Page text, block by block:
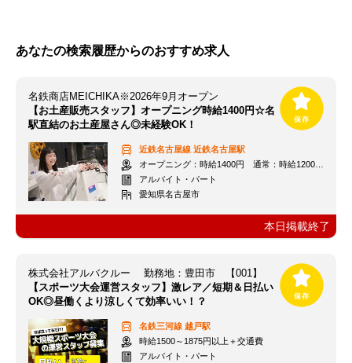
あなたの検索履歴からのおすすめ求人
名鉄商店MEICHIKA※2026年9月オープン
【お土産販売スタッフ】オープニング時給1400円☆名
駅直結のお土産屋さん◎未経験OK！
近鉄名古屋線 近鉄名古屋駅
オープニング：時給1400円 通常：時給1200円～＋交通費全額支給
アルバイト・パート
愛知県名古屋市
本日掲載終了
株式会社アルバクルー 勤務地：豊田市 【001】
【スポーツ大会運営スタッフ】激レア／短期＆日払い
OK◎昼働くより涼しくて効率いい！？
名鉄三河線 越戸駅
時給1500～1875円以上＋交通費
アルバイト・パート